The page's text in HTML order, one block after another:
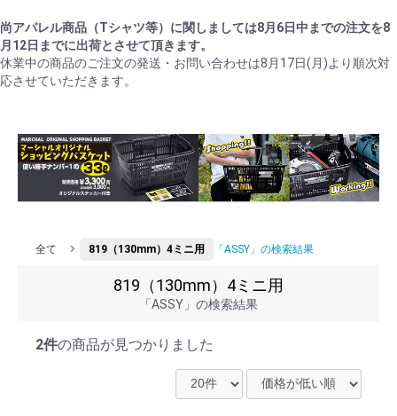
尚アパレル商品（Tシャツ等）に関しましては8月6日中までの注文を8
月12日までに出荷とさせて頂きます。
休業中の商品のご注文の発送・お問い合わせは8月17日(月)より順次対
応させていただきます。
全て 819（130mm）4ミニ用 「ASSY」の検索結果
819（130mm）4ミニ用
「ASSY」の検索結果
2件の商品が見つかりました